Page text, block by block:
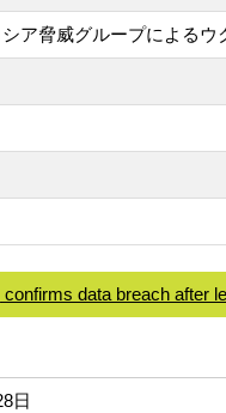
ア脅威グループによる
data breach after
日